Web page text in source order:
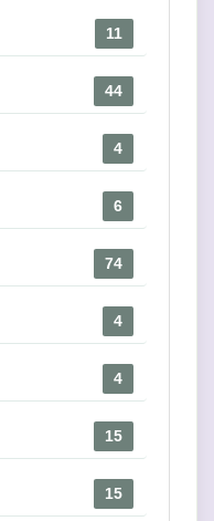
11
44
4
6
74
4
4
15
15